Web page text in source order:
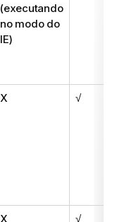
(executando
no modo do
IE)
X √
X √